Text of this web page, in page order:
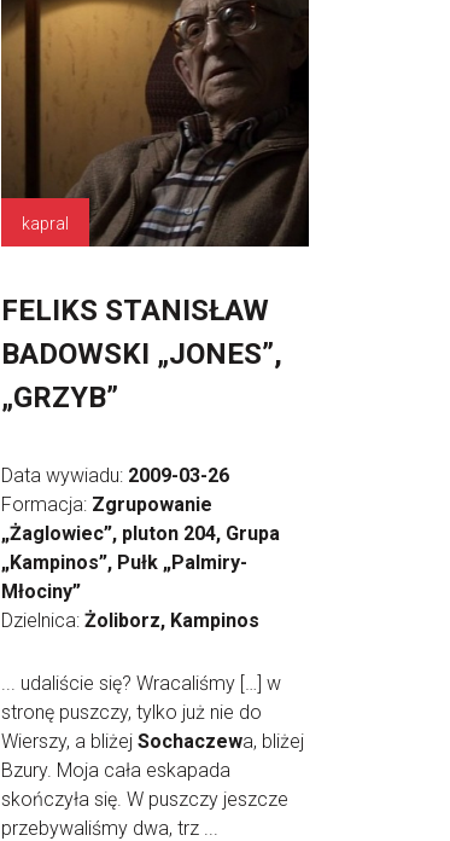
kapral
FELIKS STANISŁAW
BADOWSKI „JONES”,
„GRZYB”
Data wywiadu: 2009-03-26
Formacja: Zgrupowanie
„Żaglowiec”, pluton 204, Grupa
„Kampinos”, Pułk „Palmiry-
Młociny”
Dzielnica: Żoliborz, Kampinos
... udaliście się? Wracaliśmy […] w
stronę puszczy, tylko już nie do
Wierszy, a bliżej Sochaczewa, bliżej
Bzury. Moja cała eskapada
skończyła się. W puszczy jeszcze
przebywaliśmy dwa, trz ...